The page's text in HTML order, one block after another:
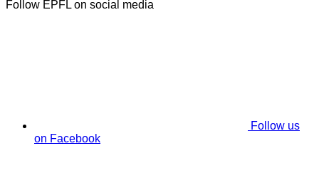
Follow EPFL on social media
Follow us
on Facebook